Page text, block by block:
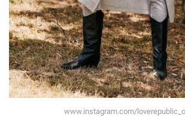
www.instagram.com/